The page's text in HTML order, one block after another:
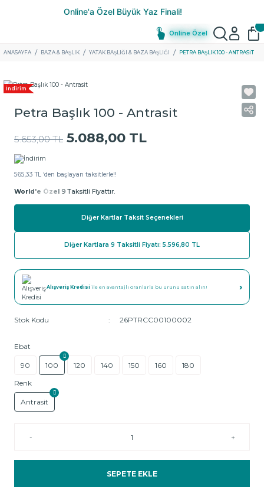
Online Özel
ANASAYFA BAZA & BAŞLIK YATAK BAŞLIĞI & BAZA BAŞLIĞI PETRA BAŞLIK 100 - ANTRASIT
İndirim
Petra Başlık 100 - Antrasit
5.653,00 TL 5.088,00 TL
565,33 TL ‘den başlayan taksitlerle!!
World'e Özel 9 Taksitli Fiyattır.
Diğer Kartlar Taksit Seçenekleri
Diğer Kartlara 9 Taksitli Fiyatı: 5.596,80 TL
Alışveriş Kredisi ile en avantajlı oranlarla bu ürünü satın alın! ›
Stok Kodu 26PTRCC00100002
Ebat
90 100 120 140 150 160
180
Renk
Antrasit
- +
SEPETE EKLE